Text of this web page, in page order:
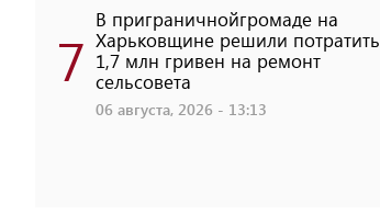
7
В приграничнойгромаде на
Харьковщине решили потратить
1,7 млн ​​гривен на ремонт
сельсовета
06 августа, 2026 - 13:13